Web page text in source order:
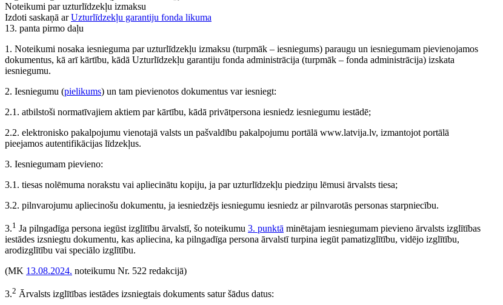
Noteikumi par uzturlīdzekļu izmaksu
Izdoti saskaņā arUzturlīdzekļu garantiju fonda likuma
13. panta pirmo daļu
1. Noteikumi nosaka iesnieguma par uzturlīdzekļu izmaksu (turpmāk – iesniegums) paraugu un iesniegumam pievienojamos
dokumentus, kā arī kārtību, kādā Uzturlīdzekļu garantiju fonda administrācija (turpmāk – fonda administrācija) izskata
iesniegumu.
2. Iesniegumu (pielikums) un tam pievienotos dokumentus var iesniegt:
2.1. atbilstoši normatīvajiem aktiem par kārtību, kādā privātpersona iesniedz iesniegumu iestādē;
2.2. elektronisko pakalpojumu vienotajā valsts un pašvaldību pakalpojumu portālā www.latvija.lv, izmantojot portālā
pieejamos autentifikācijas līdzekļus.
3. Iesniegumam pievieno:
3.1. tiesas nolēmuma norakstu vai apliecinātu kopiju, ja par uzturlīdzekļu piedziņu lēmusi ārvalsts tiesa;
3.2. pilnvarojumu apliecinošu dokumentu, ja iesniedzējs iesniegumu iesniedz ar pilnvarotās personas starpniecību.
3.1 Ja pilngadīga persona iegūst izglītību ārvalstī, šo noteikumu 3. punktā minētajam iesniegumam pievieno ārvalsts izglītības
iestādes izsniegtu dokumentu, kas apliecina, ka pilngadīga persona ārvalstī turpina iegūt pamatizglītību, vidējo izglītību,
arodizglītību vai speciālo izglītību.
(MK 13.08.2024. noteikumu Nr. 522 redakcijā)
3.2 Ārvalsts izglītības iestādes izsniegtais dokuments satur šādus datus: